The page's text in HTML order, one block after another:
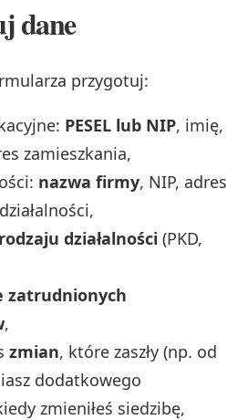
dane
przygotuj:
PESEL lub NIP, imię,
zamieszkania,
nazwa firmy, NIP, adres
rodzaju działalności (PKD,
zatrudnionych
,
zmian, które zaszły (np. od
dodatkowego
zmieniłeś siedzibę,